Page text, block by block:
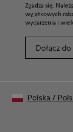
Zgadza się.
wyjątkowych
wydarzenia i
Dołącz do
Polska /